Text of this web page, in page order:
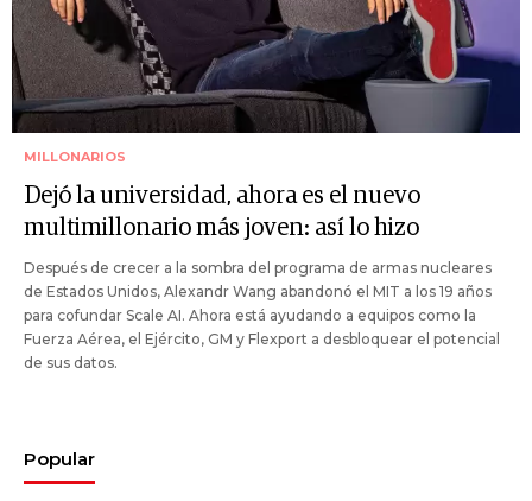
MILLONARIOS
Dejó la universidad, ahora es el nuevo
multimillonario más joven: así lo hizo
Después de crecer a la sombra del programa de armas nucleares
de Estados Unidos, Alexandr Wang abandonó el MIT a los 19 años
para cofundar Scale AI. Ahora está ayudando a equipos como la
Fuerza Aérea, el Ejército, GM y Flexport a desbloquear el potencial
de sus datos.
Popular